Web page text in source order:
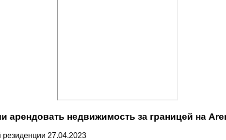
арендовать недвижимость за границей на
резиденции 27.04.2023